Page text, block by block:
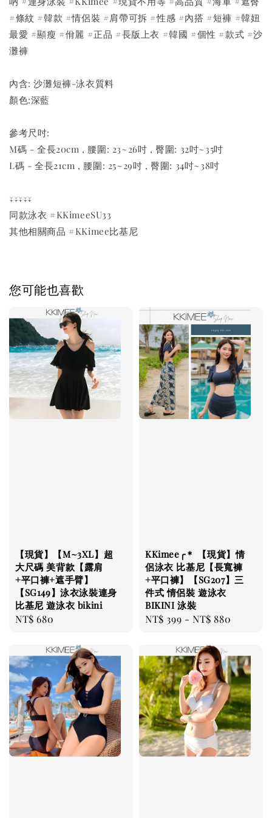
#條紋 #韓款 #情侶裝 #肩帶可拆 #性感 #內搭 #短褲 #韓妞
最愛 #顯瘦 #佾麗 #正品 #長版上衣 #韓國 #個性 #款式 #沙
灘褲
內含: 沙灘短褲-泳衣質料
顏色:深藍
參考尺吋:
M碼 - 全長20cm , 腰圍: 23~26吋 , 臀圍: 32吋~35吋
L碼 - 全長21cm , 腰圍: 25~29吋 , 臀圍: 34吋~38吋
↓↓↓↓↓
同款泳衣 #KKimeeSU33
其他相關商品 #KKimee比基尼
您可能也喜歡
【現貨】【M~3XL】超
大尺碼 美背款【露肩
+平口褲+遮手臂】
【SG149】泳衣泳裝連身
比基尼 遊泳衣 bikini
Regular
NT$ 680
KKimee╭＊ 【現貨】情
侶泳衣 比基尼【長寬褲
+平口褲】【SG207】三
件式 情侶裝 遊泳衣
BIKINI 泳裝
Regular
NT$ 399 -NT$ 880